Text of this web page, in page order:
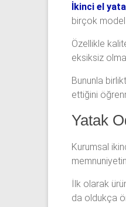
İkinci el
birçok model
Özellikle
eksiksiz
Bununla
ettiğini
Yatak
Kurumsal
İlk olarak
da oldukça